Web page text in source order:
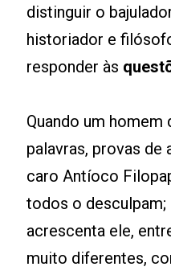
distinguir o
historiador e
responder às
Quando um homem
palavras, provas de
caro Antíoco
todos o
acrescenta ele,
muito diferentes,